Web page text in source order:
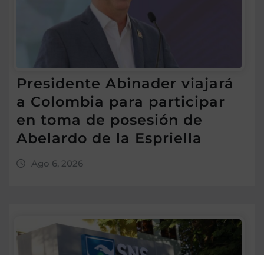
Presidente Abinader viajará
a Colombia para participar
en toma de posesión de
Abelardo de la Espriella
Ago 6, 2026